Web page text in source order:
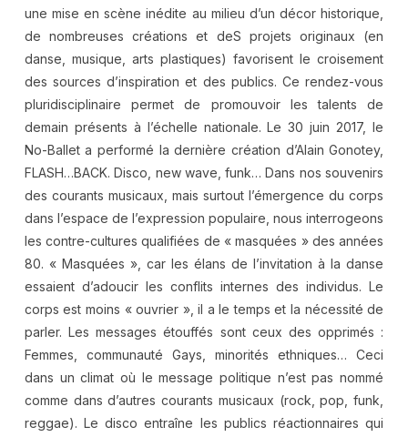
une mise en scène inédite au milieu d’un décor historique,
de nombreuses créations et deS projets originaux (en
danse, musique, arts plastiques) favorisent le croisement
des sources d’inspiration et des publics. Ce rendez-vous
pluridisciplinaire permet de promouvoir les talents de
demain présents à l’échelle nationale. Le 30 juin 2017, le
No-Ballet a performé la dernière création d’Alain Gonotey,
FLASH…BACK. Disco, new wave, funk… Dans nos souvenirs
des courants musicaux, mais surtout l’émergence du corps
dans l’espace de l’expression populaire, nous interrogeons
les contre-cultures qualifiées de « masquées » des années
80. « Masquées », car les élans de l’invitation à la danse
essaient d’adoucir les conflits internes des individus. Le
corps est moins « ouvrier », il a le temps et la nécessité de
parler. Les messages étouffés sont ceux des opprimés :
Femmes, communauté Gays, minorités ethniques… Ceci
dans un climat où le message politique n’est pas nommé
comme dans d’autres courants musicaux (rock, pop, funk,
reggae). Le disco entraîne les publics réactionnaires qui